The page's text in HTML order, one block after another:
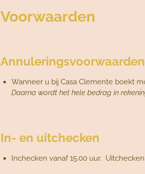
Voorwaarden
Annuleringsvoorwaarden
Wanneer u bij Casa Clemente boekt
Daarna wordt het hele bedrag in
In- en uitchecken
Inchecken vanaf 15.00 uur.